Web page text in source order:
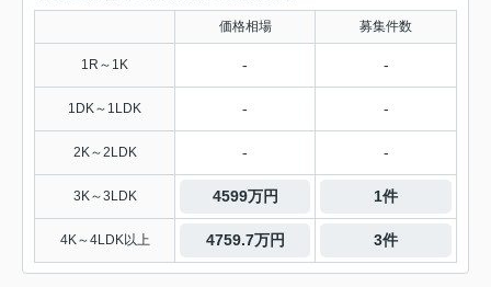
価格相場 募集件数
1R～1K - -
1DK～1LDK - -
2K～2LDK - -
3K～3LDK 4599万円 1件
4K～4LDK以上 4759.7万円 3件